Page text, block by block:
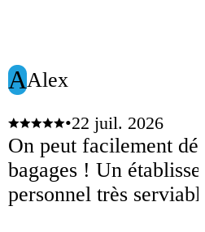
AAlex
•22 juil. 2026
On peut facilement
bagages ! Un
personnel très